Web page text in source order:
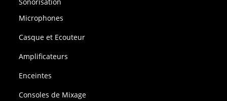
Microphones
Casque et Ecouteur
Amplificateurs
Enceintes
Consoles de Mixage